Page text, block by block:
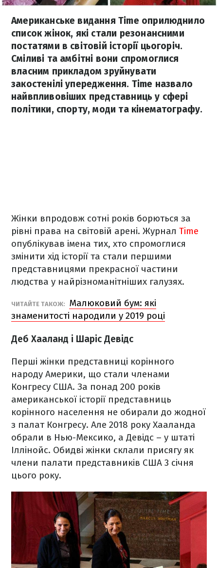
Американське видання Time оприлюднило
список жінок, які стали резонансними
постатями в світовій історії цьогоріч.
Сміливі та амбітні вони спромоглися
власним прикладом зруйнувати
закостенілі упередження. Time назвало
найвпливовіших представниць у сфері
політики, спорту, моди та кінематографу.
Жінки впродовж сотні років борються за
рівні права на світовій арені. Журнал Time
опублікував імена тих, хто спромоглися
змінити хід історії та стали першими
представницями прекрасної частини
людства у найрізноманітніших галузях.
ЧИТАЙТЕ ТАКОЖ:
Малюковий бум: які
знаменитості народили у 2019 році
Деб Хааланд і Шаріс Девідс
Перші жінки представниці корінного
народу Америки, що стали членами
Конгресу США. За понад 200 років
американської історії представниць
корінного населення не обирали до жодної
з палат Конгресу. Але 2018 року Хааланда
обрали в Нью-Мексико, а Девідс – у штаті
Іллінойс. Обидві жінки склали присягу як
члени палати представників США 3 січня
цього року.